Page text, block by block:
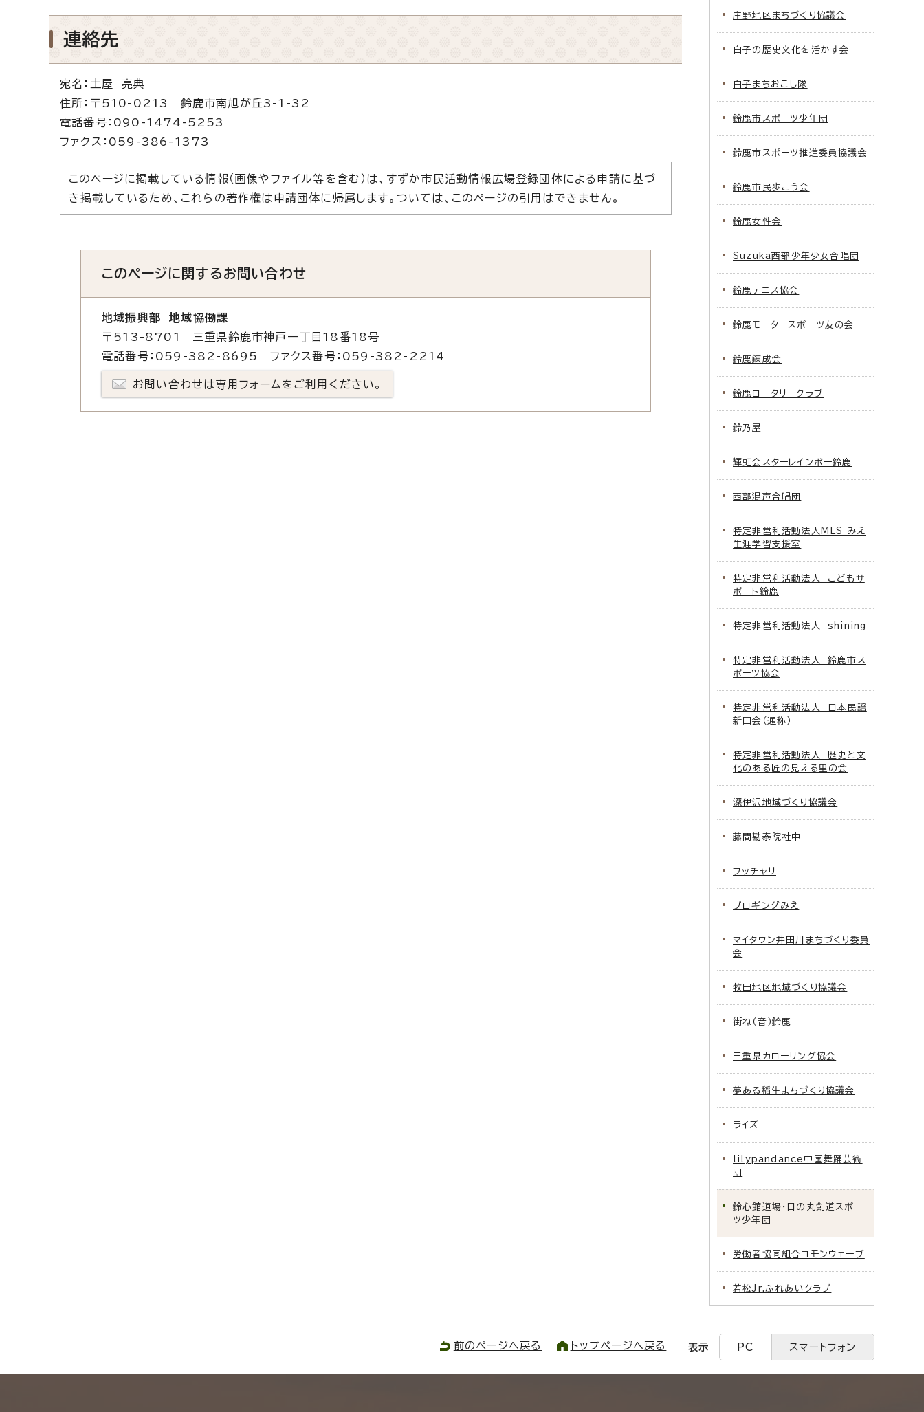
連絡先
宛名：土屋 亮典
住所：〒510-0213 鈴鹿市南旭が丘3-1-32
電話番号：090-1474-5253
ファクス：059-386-1373
このページに掲載している情報（画像やファイル等を含む）は、すずか市民活動情報広場登録団体による申請に基づ
き掲載しているため、これらの著作権は申請団体に帰属します。ついては、このページの引用はできません。
このページに関するお問い合わせ
地域振興部 地域協働課
〒513-8701 三重県鈴鹿市神戸一丁目18番18号
電話番号：059-382-8695 ファクス番号：059-382-2214
お問い合わせは専用フォームをご利用ください。
庄野地区まちづくり協議会
白子の歴史文化を活かす会
白子まちおこし隊
鈴鹿市スポーツ少年団
鈴鹿市スポーツ推進委員協議会
鈴鹿市民歩こう会
鈴鹿女性会
Suzuka西部少年少女合唱団
鈴鹿テニス協会
鈴鹿モータースポーツ友の会
鈴鹿錬成会
鈴鹿ロータリークラブ
鈴乃屋
輝虹会スターレインボー鈴鹿
西部混声合唱団
特定非営利活動法人MLS みえ
生涯学習支援室
特定非営利活動法人 こどもサ
ポート鈴鹿
特定非営利活動法人 shining
特定非営利活動法人 鈴鹿市ス
ポーツ協会
特定非営利活動法人 日本民謡
新田会（通称）
特定非営利活動法人 歴史と文
化のある匠の見える里の会
深伊沢地域づくり協議会
藤間勘泰院社中
フッチャリ
プロギングみえ
マイタウン井田川まちづくり委員
会
牧田地区地域づくり協議会
街ね（音）鈴鹿
三重県カローリング協会
夢ある稲生まちづくり協議会
ライズ
lilypandance中国舞踊芸術
団
鈴心館道場・日の丸剣道スポー
ツ少年団
労働者協同組合コモンウェーブ
若松Jr.ふれあいクラブ
前のページへ戻る トップページへ戻る 表示 PC スマートフォン